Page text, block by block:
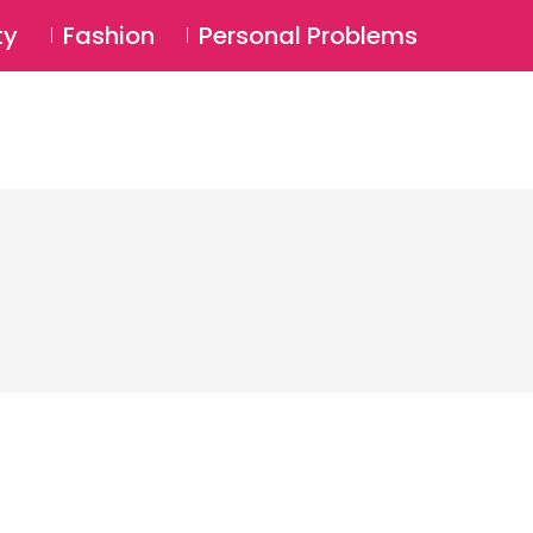
Login ⚲
Fashion Personal Problems